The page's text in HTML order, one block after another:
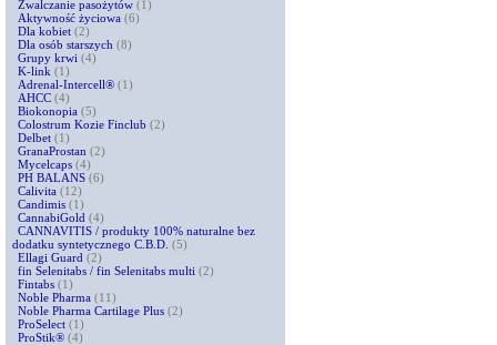
Zwalczanie pasożytów (1)
Aktywność życiowa (6)
Dla kobiet (2)
Dla osób starszych (8)
Grupy krwi (4)
K-link (1)
Adrenal-Intercell® (1)
AHCC (4)
Biokonopia (5)
Colostrum Kozie Finclub (2)
Delbet (1)
GranaProstan (2)
Mycelcaps (4)
PH BALANS (6)
Calivita (12)
Candimis (1)
CannabiGold (4)
CANNAVITIS / produkty 100% naturalne bez
dodatku syntetycznego C.B.D. (5)
Ellagi Guard (2)
fin Selenitabs / fin Selenitabs multi (2)
Fintabs (1)
Noble Pharma (11)
Noble Pharma Cartilage Plus (2)
ProSelect (1)
ProStik® (4)